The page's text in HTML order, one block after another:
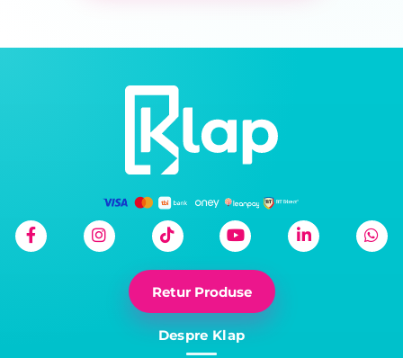
Retur Produse
Despre Klap